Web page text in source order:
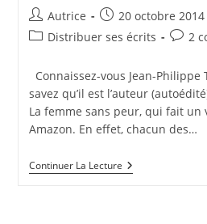
Auteur/autrice
de
Autrice
Publication
publiée :
20 octobre 2014
PostDistribuer ses écrits
la
2
Connaissez-vous Jean-Philippe
savez qu’il est l’auteur
La femme sans peur, qui fait
Amazon. En effet, chacun des…
Continuer La LectureMarketing
Éthique